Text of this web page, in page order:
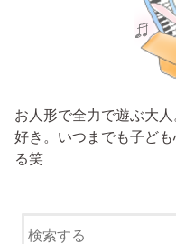
お人形で全力で遊ぶ大
好き。いつまでも子ど
る笑